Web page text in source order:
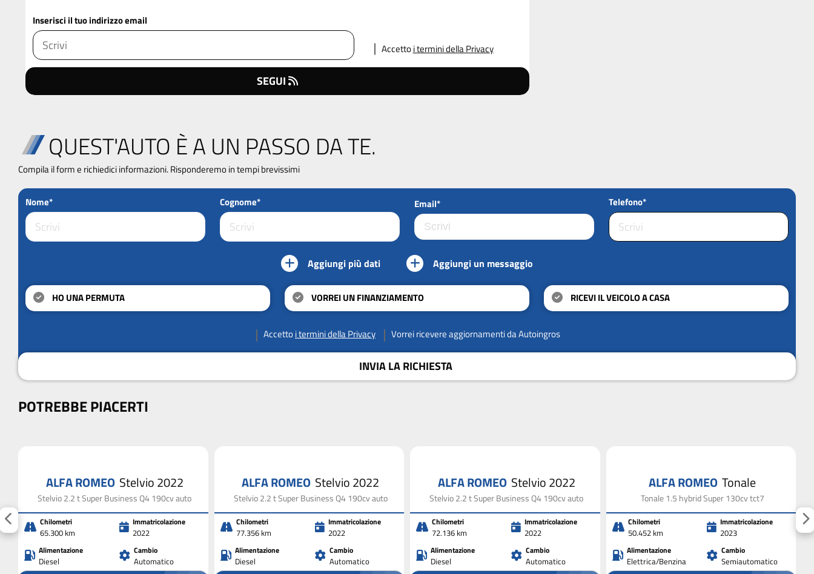
Inserisci il tuo indirizzo email
Accettoi termini della Privacy
SEGUI
QUEST'AUTO È A UN PASSO DA TE.
Compila il form e richiedici informazioni. Risponderemo in tempi brevissimi
Nome* Cognome* Email* Telefono*
Aggiungi più dati Aggiungi un messaggio
HO UNA PERMUTA VORREI UN FINANZIAMENTO RICEVI IL VEICOLO A CASA
Accettoi termini della Privacy Vorrei ricevere aggiornamenti da Autoingros
INVIA LA RICHIESTA
POTREBBE PIACERTI
ALFA ROMEO Stelvio 2022
Stelvio 2.2 t Super Business Q4 190cv auto
Chilometri
65.300 km
Immatricolazione
2022
Alimentazione
Diesel
Cambio
Automatico
ALFA ROMEO Stelvio 2022
Stelvio 2.2 t Super Business Q4 190cv auto
Chilometri
77.356 km
Immatricolazione
2022
Alimentazione
Diesel
Cambio
Automatico
ALFA ROMEO Stelvio 2022
Stelvio 2.2 t Super Business Q4 190cv auto
Chilometri
72.136 km
Immatricolazione
2022
Alimentazione
Diesel
Cambio
Automatico
ALFA ROMEO Tonale
Tonale 1.5 hybrid Super 130cv tct7
Chilometri
50.452 km
Immatricolazione
2023
Alimentazione
Elettrica/Benzina
Cambio
Semiautomatico